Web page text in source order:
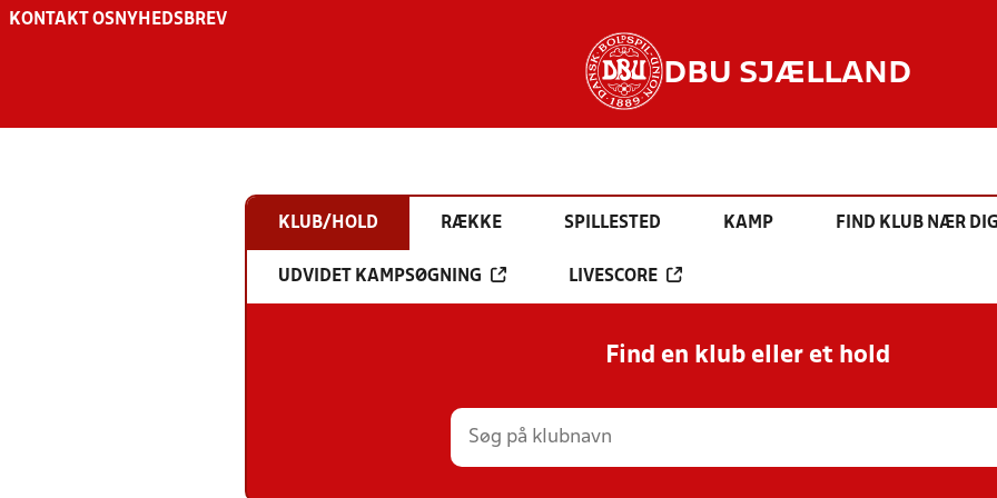
KONTAKT OS NYHEDSBREV
DBU SJÆLLAND
KLUB/HOLD RÆKKE SPILLESTED KAMP FIND KLUB NÆR
UDVIDET KAMPSØGNING LIVESCORE
Find en klub eller et hold